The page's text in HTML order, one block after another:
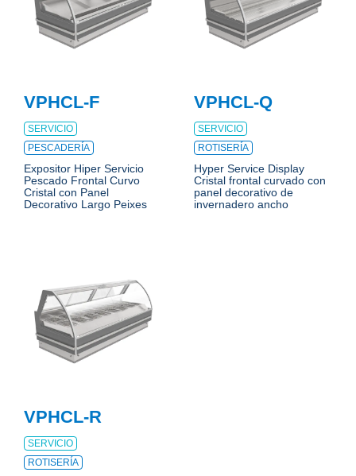
VPHCL-F
SERVICIO
PESCADERÍA
Expositor Hiper Servicio
Pescado Frontal Curvo
Cristal con Panel
Decorativo Largo Peixes
VPHCL-Q
SERVICIO
ROTISERÍA
Hyper Service Display
Cristal frontal curvado con
panel decorativo de
invernadero ancho
VPHCL-R
SERVICIO
ROTISERÍA